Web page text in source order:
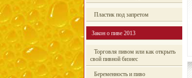
Пластик под запретом
Закон о пиве 2013
Торговля пивом или как открыть
свой пивной бизнес
Беременность и пиво